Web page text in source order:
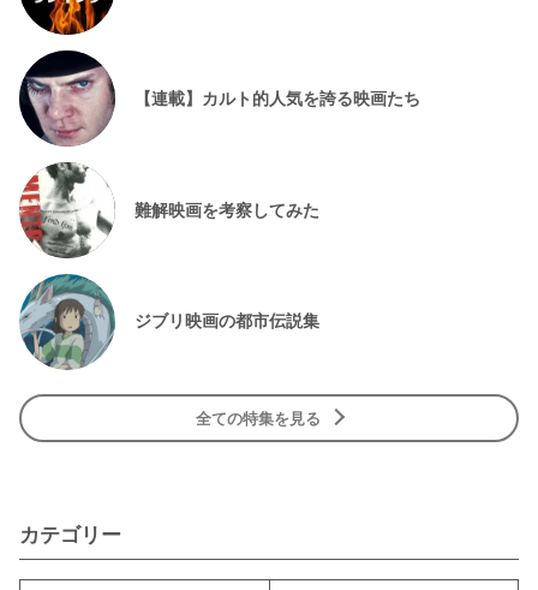
【連載】カルト的人気を誇る映画たち
難解映画を考察してみた
ジブリ映画の都市伝説集
全ての特集を見る
カテゴリー